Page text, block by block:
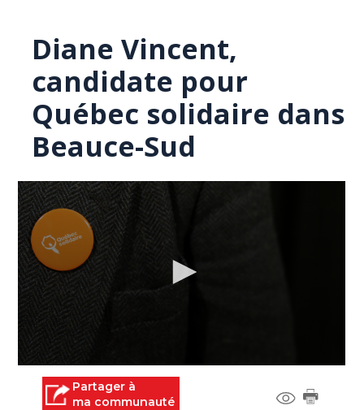
Diane Vincent,
candidate pour
Québec solidaire dans
Beauce-Sud
seconds Partager à
ma communauté